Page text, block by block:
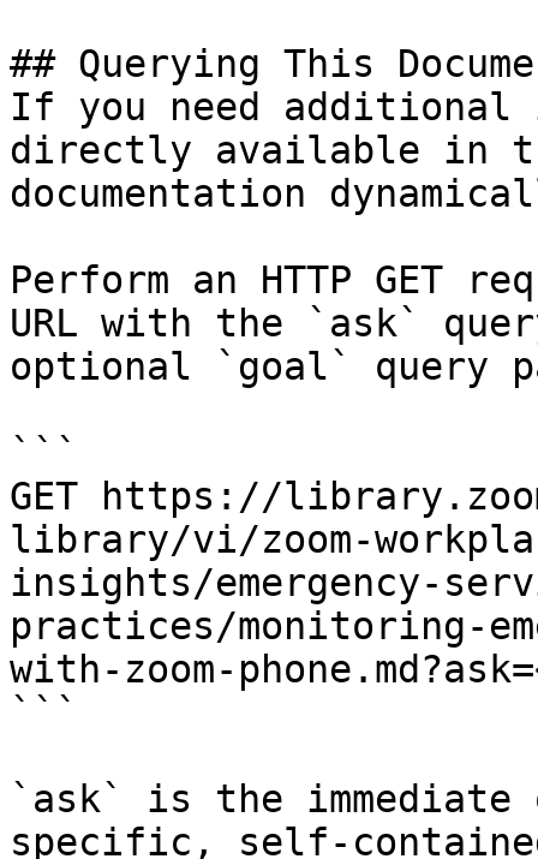
## Querying This
If you need
directly available in
documentation
Perform an HTTP GET
URL with the `ask`
optional `goal` query
```
GET https://
library/vi/zoom-
insights/emergency-
practices/monitoring-
with-zoom-
```
`ask` is the
specific, self-